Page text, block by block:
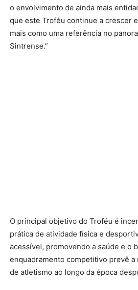
o envolvimento de ainda mais
que este Troféu continue a crescer
mais como uma referência no
Sintrense.”
O principal objetivo do Troféu é
prática de atividade física e
acessível, promovendo a saúde e o
enquadramento competitivo prevê a
de atletismo ao longo da época